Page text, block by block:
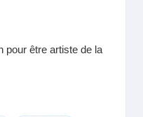
pour être artiste de la